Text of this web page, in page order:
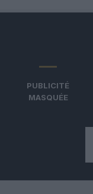
PUBLICITÉ
MASQUÉE